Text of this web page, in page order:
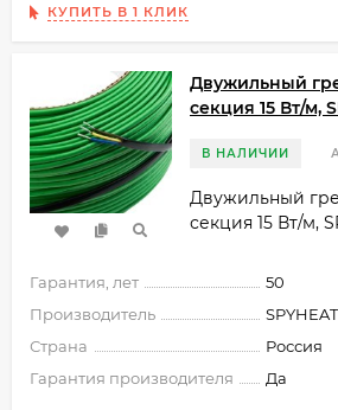
КУПИТЬ В 1 КЛИК
Двужильный
секция 15 Вт/м,
В НАЛИЧИИ
Двужильный
секция 15 Вт/м,
Гарантия, лет
50
Производитель
SPYHEAT
Страна
Россия
Гарантия производителя
Да